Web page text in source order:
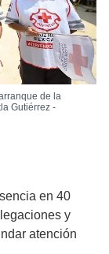
de la
Gutiérrez -
en 40
y
atención